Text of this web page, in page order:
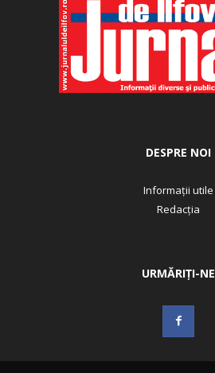
DESPRE NOI
Informații utile
Redacția
URMĂRIȚI-NE